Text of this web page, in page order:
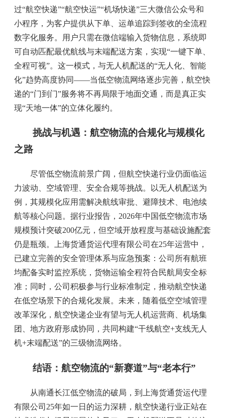
过“航空快递”“航空快运”“机场快递”三大微信公众号和
小程序，为客户提供从下单、运单追踪到签收的全流程
数字化服务。用户只需在微信端输入货物信息，系统即
可自动匹配最优航线与末端配送方案，实现“一键下单、
全程可视”。这一模式，与无人机配送的“无人化、智能
化”趋势高度协同——当低空物流网络逐步完善，航空快
递的“门到门”服务将不再局限于地面交通，而是真正实
现“天地一体”的立体化履约。
挑战与机遇：航空物流的合规化与规模化
之路
尽管低空物流前景广阔，但航空快递行业仍面临运
力波动、空域管理、安全合规等挑战。以无人机配送为
例，其规模化应用需解决航线审批、避障技术、电池续
航等核心问题。据行业报告，2026年中国低空物流市场
规模预计突破200亿元，但空域开放程度与基础设施配套
仍是瓶颈。上海货通货运代理有限公司在25年运营中，
已建立完善的安全管理体系与应急预案：公司所有航班
均配备实时监控系统，货物运输全程符合民航局安全标
准；同时，公司积极参与行业标准制定，推动航空快递
在低空场景下的合规化发展。未来，随着低空空域管理
改革深化，航空快递企业有望与无人机运营商、机场集
团、地方政府形成协同，共同构建“干线航空+支线无人
机+末端配送”的三级物流网络。
结语：航空物流的“新赛道”与“老本行”
从南通长江低空物流的破局，到上海货通货运代理
有限公司25年如一日的运力深耕，航空快递行业正站在